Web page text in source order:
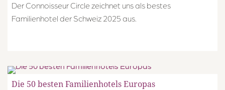
Der Connoisseur Circle zeichnet uns als bestes
Familienhotel der Schweiz 2025 aus.
Die 50 besten Familienhotels Europas